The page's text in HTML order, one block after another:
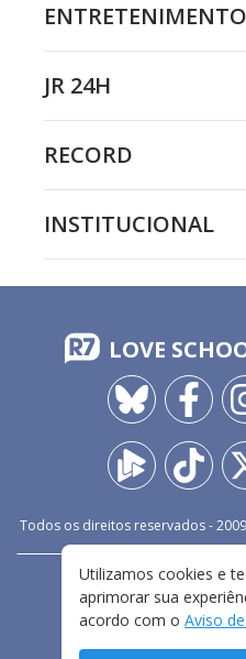
ENTRETENIMENTO
JR 24H
RECORD
INSTITUCIONAL
LOVE
Todos os direitos reservados -
FALE
TERMOS E
Utilizamos cookies e
aprimorar sua
acordo com o Aviso